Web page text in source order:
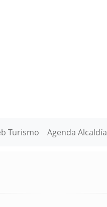
Turismo Agenda Alcaldía